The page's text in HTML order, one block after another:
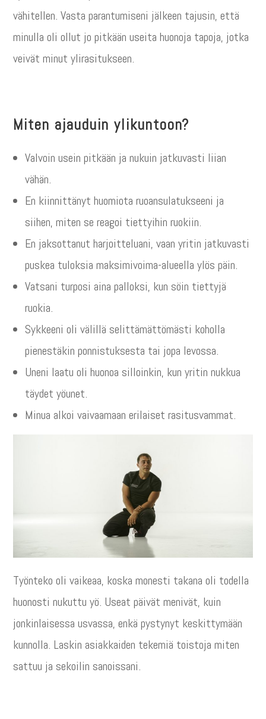
vähitellen. Vasta parantumiseni jälkeen tajusin, että
minulla oli ollut jo pitkään useita huonoja tapoja, jotka
veivät minut ylirasitukseen.
Miten ajauduin ylikuntoon?
Valvoin usein pitkään ja nukuin jatkuvasti liian
vähän.
En kiinnittänyt huomiota ruoansulatukseeni ja
siihen, miten se reagoi tiettyihin ruokiin.
En jaksottanut harjoitteluani, vaan yritin jatkuvasti
puskea tuloksia maksimivoima-alueella ylös päin.
Vatsani turposi aina palloksi, kun söin tiettyjä
ruokia.
Sykkeeni oli välillä selittämättömästi koholla
pienestäkin ponnistuksesta tai jopa levossa.
Uneni laatu oli huonoa silloinkin, kun yritin nukkua
täydet yöunet.
Minua alkoi vaivaamaan erilaiset rasitusvammat.
Työnteko oli vaikeaa, koska monesti takana oli todella
huonosti nukuttu yö. Useat päivät menivät, kuin
jonkinlaisessa usvassa, enkä pystynyt keskittymään
kunnolla. Laskin asiakkaiden tekemiä toistoja miten
sattuu ja sekoilin sanoissani.